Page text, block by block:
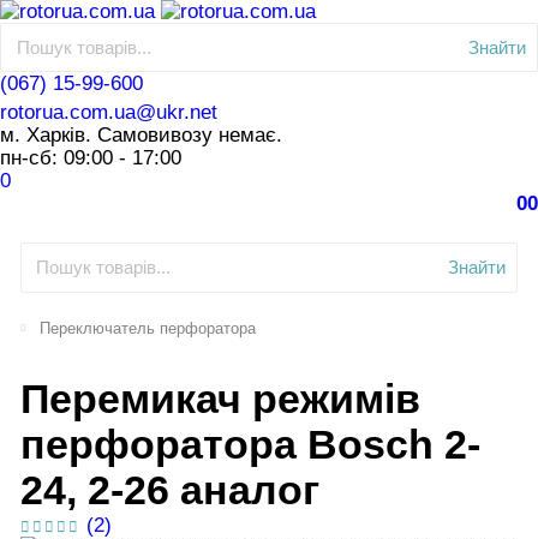
Знайти
(067) 15-99-600
rotorua.com.ua@ukr.net
м. Харків. Самовивозу немає.
пн-сб: 09:00 - 17:00
0
00
Знайти
Переключатель перфоратора
Перемикач режимів
перфоратора Bosch 2-
24, 2-26 аналог
(2)